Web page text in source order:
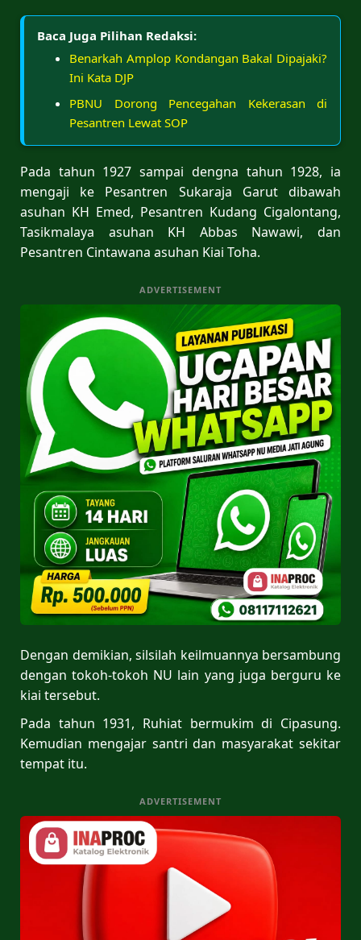
Baca Juga Pilihan Redaksi:
Benarkah Amplop Kondangan Bakal Dipajaki?
Ini Kata DJP
PBNU Dorong Pencegahan Kekerasan di
Pesantren Lewat SOP
Pada tahun 1927 sampai dengna tahun 1928, ia
mengaji ke Pesantren Sukaraja Garut dibawah
asuhan KH Emed, Pesantren Kudang Cigalontang,
Tasikmalaya asuhan KH Abbas Nawawi, dan
Pesantren Cintawana asuhan Kiai Toha.
ADVERTISEMENT
Dengan demikian, silsilah keilmuannya bersambung
dengan tokoh-tokoh NU lain yang juga berguru ke
kiai tersebut.
Pada tahun 1931, Ruhiat bermukim di Cipasung.
Kemudian mengajar santri dan masyarakat sekitar
tempat itu.
ADVERTISEMENT